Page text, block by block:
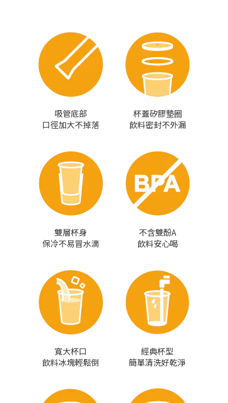
吸管底部
口徑加大不掉落
杯蓋矽膠墊圈
飲料密封不外漏
雙層杯身
保冷不易冒水滴
不含雙酚A
飲料安心喝
寬大杯口
飲料冰塊輕鬆倒
經典杯型
簡單清洗好乾淨